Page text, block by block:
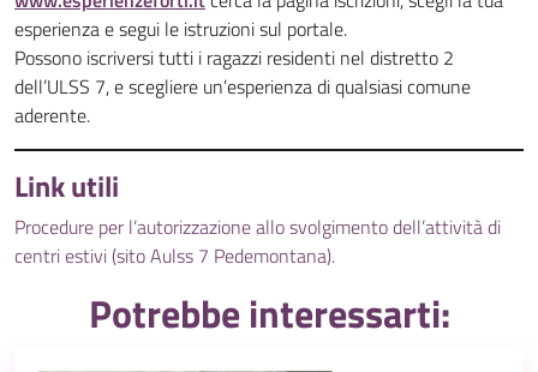
esperienza e segui le istruzioni sul portale.
Possono iscriversi tutti i ragazzi residenti nel distretto 2
dell’ULSS 7, e scegliere un’esperienza di qualsiasi comune
aderente.
Link utili
Procedure per l’autorizzazione allo svolgimento dell’attività di
centri estivi (sito Aulss 7 Pedemontana).
Potrebbe interessarti: